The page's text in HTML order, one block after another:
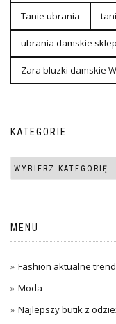
Tanie ubrania
ubrania damskie
Zara bluzki damskie
KATEGORIE
MENU
Fashion aktualne
Moda
Najlepszy butik z